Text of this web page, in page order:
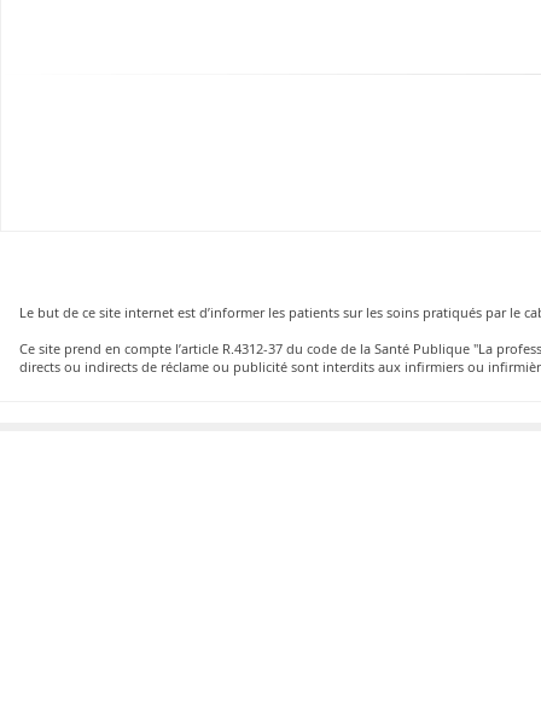
Le but de ce site internet est d’informer les patients sur les soins pratiqués par le
Ce site prend en compte l’article R.4312-37 du code de la Santé Publique "La
directs ou indirects de réclame ou publicité sont interdits aux infirmiers ou